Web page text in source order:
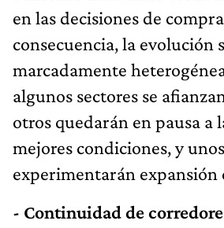
en las decisiones de
consecuencia, la evolución
marcadamente
algunos sectores se
otros quedarán en pausa a
mejores condiciones, y
experimentarán expansión
- Continuidad de